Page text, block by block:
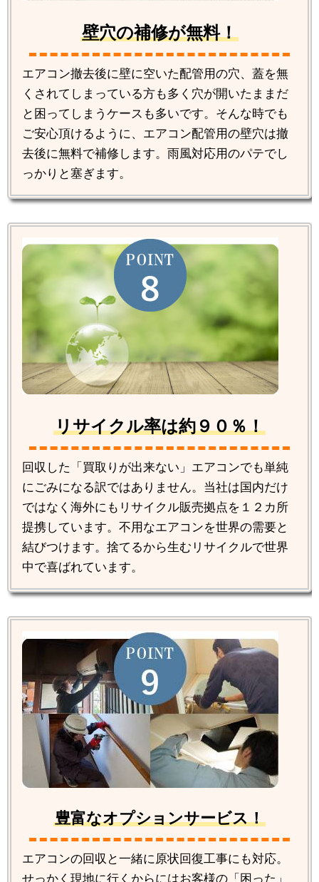
壁穴の補修が無料！
エアコン撤去後に壁に空いた配管用の穴、蓋を無
くされてしまっている方も多く穴が開いたままだ
と困ってしまうケースも多いです。そんな時でも
ご安心頂けるように、エアコン配管用の壁穴は撤
去後に無料で補修します。雨風対応用のパテでし
っかりと塞ぎます。
リサイクル率は約９０％！
回収した「買取りが出来ない」エアコンでも単純
にごみになる訳ではありません。当社は国内だけ
ではなく海外にもリサイクル販売拠点を１２カ所
提携しています。不用なエアコンを世界の需要と
結びつけます。捨てるから生むリサイクルで世界
中で喜ばれています。
豊富なオプションサービス！
エアコンの回収と一緒に原状回復工事にも対応。
せっかく現地に行くからにはお客様の「困った」